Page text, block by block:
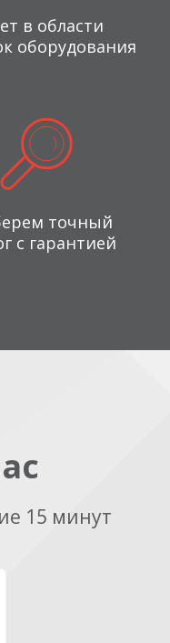
в области
оборудования
точный
с гарантией
15 минут